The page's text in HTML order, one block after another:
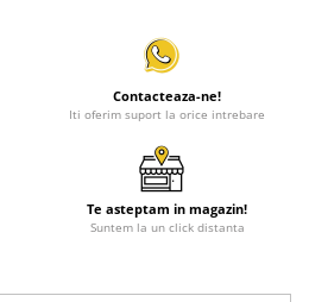
Contacteaza-ne!
Iti oferim suport la orice intrebare
Te asteptam in magazin!
Suntem la un click distanta